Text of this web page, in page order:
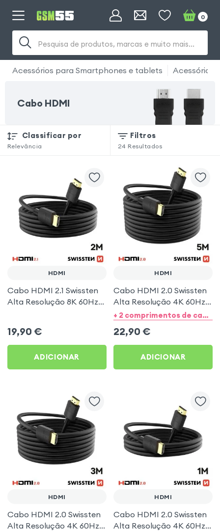
Pesquisa de produtos, marcas e muito mais...
0
Acessórios para Smartphones e tablets Acessório
Cabo HDMI
Classificar por
Relevância
Filtros
24 Resultados
HDMI
Cabo HDMI 2.1 Swissten
Alta Resolução 8K 60Hz
19,90 €
ADICIONAR
HDMI
Cabo HDMI 2.0 Swissten
Alta Resolução 4K 60Hz
5m Preto
+ 2 comprimentos de cabos
22,90 €
ADICIONAR
HDMI
Cabo HDMI 2.0 Swissten
Alta Resolução 4K 60Hz
HDMI
Cabo HDMI 2.0 Swissten
Alta Resolução 4K 60Hz